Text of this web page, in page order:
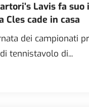
Lavis fa
Cles cade in casa
dei campionati
tennistavolo di...